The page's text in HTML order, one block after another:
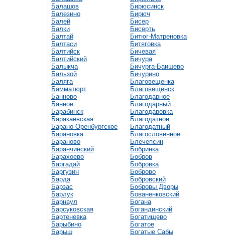
Балашов
Балезино
Балей
Балки
Балтай
Балтаси
Балтийск
Балтийский
Балыкча
Бальзой
Баляга
Бамматюрт
Банново
Банное
Барабинск
Баракаевская
Барано-Оренбургское
Барановка
Бараново
Баранчинский
Барахоево
Баргадай
Баргузин
Барда
Барзас
Барлук
Барнаул
Барсуковская
Бартеневка
Барыбино
Барыш
Бирюсинск
Бирюч
Бисер
Бисерть
Битюг-Матреновка
Битяговка
Бичевая
Бичура
Бичурга-Баишево
Бичурино
Благовещенка
Благовещенск
Благодарное
Благодарный
Благодаровка
Благодатное
Благодатный
Благословенное
Блечепсин
Бобринка
Бобров
Бобровка
Боброво
Бобровский
Бобровы Дворы
Бованенковский
Богана
Богандинский
Богатищево
Богатое
Богатые Сабы